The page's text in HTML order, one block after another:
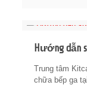
Hướng dẫn
Trung tâm
chữa bếp ga